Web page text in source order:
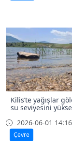
Kilis’te yağışlar
su seviyesini
2026-06-01
Çevre